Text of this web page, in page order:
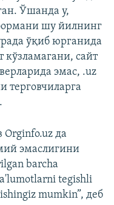
Ўшанда у,
шу йилнинг
ўқиб юрганида
сайт
эмас, .uz
Orginfo.uz да
эмаслигини
barcha
tegishli
mumkin”, деб